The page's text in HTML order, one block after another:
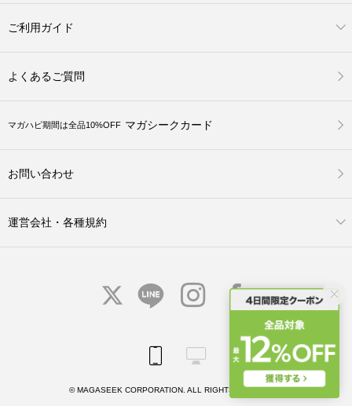
ご利用ガイド
よくあるご質問
マガハピ期間は全品10%OFF マガシークカード
お問い合わせ
運営会社・各種規約
© MAGASEEK CORPORATION. ALL RIGHTS RESERVED.